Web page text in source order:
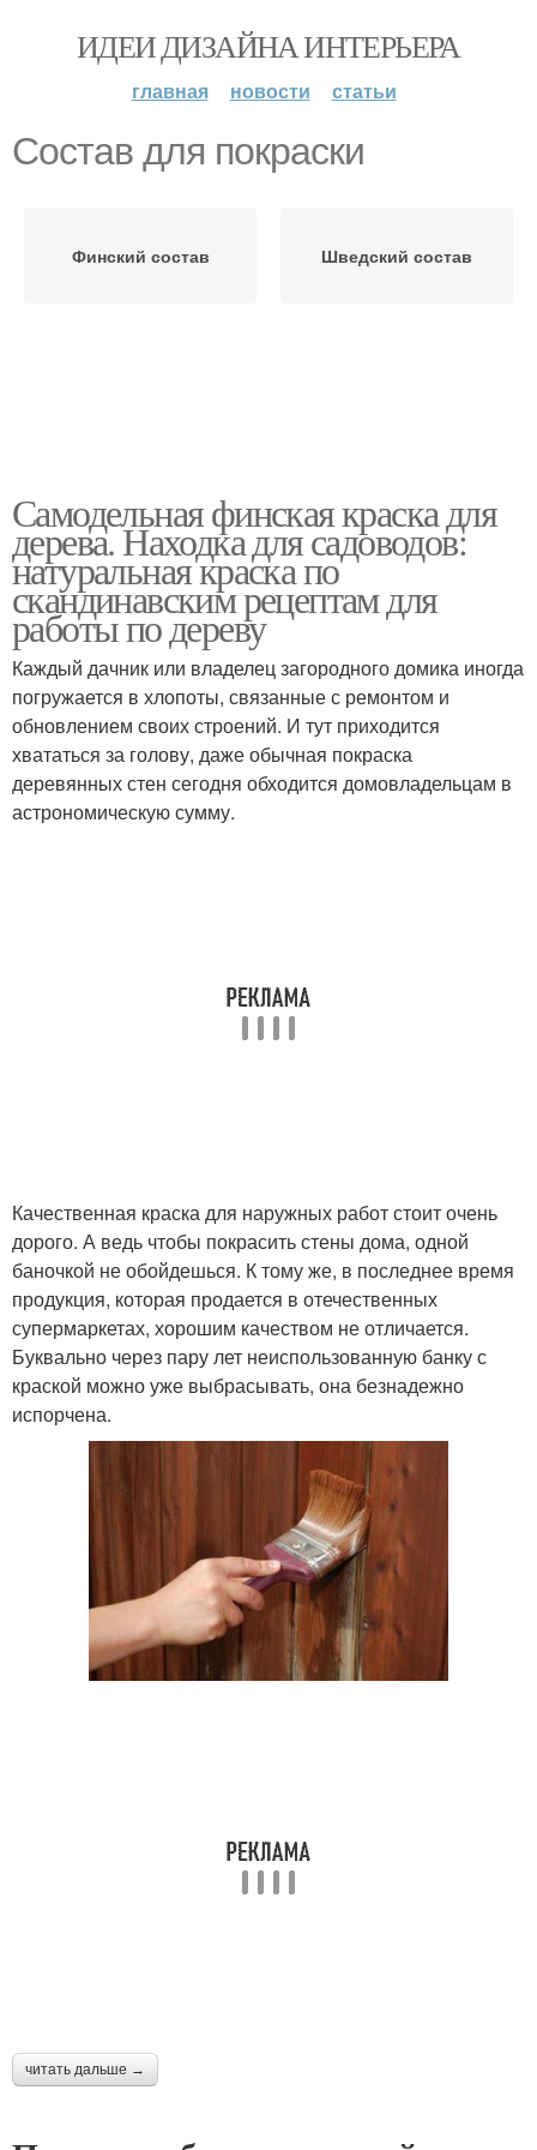
ИДЕИ ДИЗАЙНА ИНТЕРЬЕРА
главная новости статьи
Состав для покраски
Финский состав Шведский состав
Самодельная финская краска для
дерева. Находка для садоводов:
натуральная краска по
скандинавским рецептам для
работы по дереву
Каждый дачник или владелец загородного домика иногда
погружается в хлопоты, связанные с ремонтом и
обновлением своих строений. И тут приходится
хвататься за голову, даже обычная покраска
деревянных стен сегодня обходится домовладельцам в
астрономическую сумму.
Качественная краска для наружных работ стоит очень
дорого. А ведь чтобы покрасить стены дома, одной
баночкой не обойдешься. К тому же, в последнее время
продукция, которая продается в отечественных
супермаркетах, хорошим качеством не отличается.
Буквально через пару лет неиспользованную банку с
краской можно уже выбрасывать, она безнадежно
испорчена.
читать дальше →